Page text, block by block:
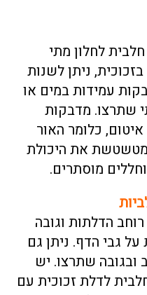
לחלון מתי
ניתן לשנות
עמידות במים או
שתרצו. מדבקות
איטום, כלומר האור
מטשטשת את היכולת
מוסתרים.
הדלתות וגובה
גבי הדף. ניתן גם
ובגובה שתרצו. יש
לדלת זכוכית עם